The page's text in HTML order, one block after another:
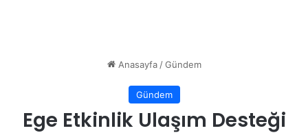
Anasayfa / Gündem
Gündem
Ege Etkinlik Ulaşım Desteği